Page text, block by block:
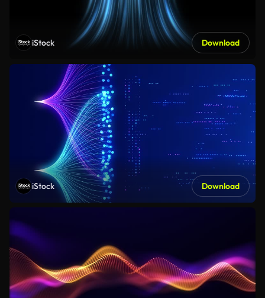
iStock Download
iStock Download